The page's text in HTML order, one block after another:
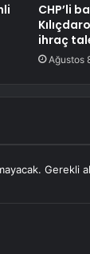
CHP’li
ihraç
Ağustos
Gerekli